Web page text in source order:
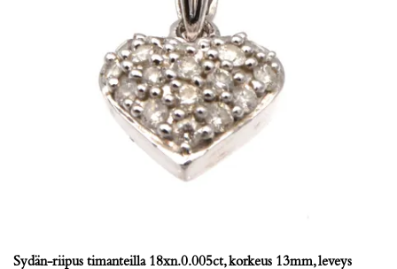
Sydän-riipus timanteilla 18xn.0.005ct, korkeus 13mm, leveys